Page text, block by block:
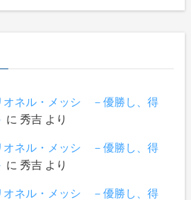
オネル・メッシ －優勝し、得
に 秀吉より
オネル・メッシ －優勝し、得
に 秀吉より
オネル・メッシ －優勝し、得